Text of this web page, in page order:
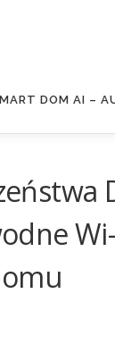
DOM AI –